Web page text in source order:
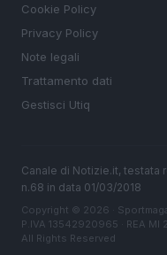
Cookie Policy
Privacy Policy
Note legali
Trattamento dati
Gestisci Utiq
Canale di Notizie.it, testata
n.68 in data 01/03/2018
Copyright © 2026 ·
P.IVA 13542920965 · REA MI
All Rights Reserved